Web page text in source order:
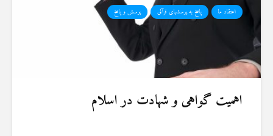
اعتقاد ما پاسخ به پرسشهای قرآنی پرسش و پاسخ
اهمیت گواهی و شهادت در اسلام